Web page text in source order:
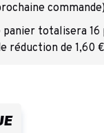
commande)
panier totalisera
réduction de 1,60